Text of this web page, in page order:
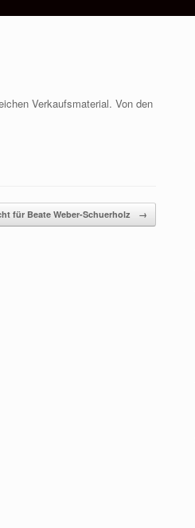
Verkaufsmaterial. Von den
für Beate Weber-Schuerholz →